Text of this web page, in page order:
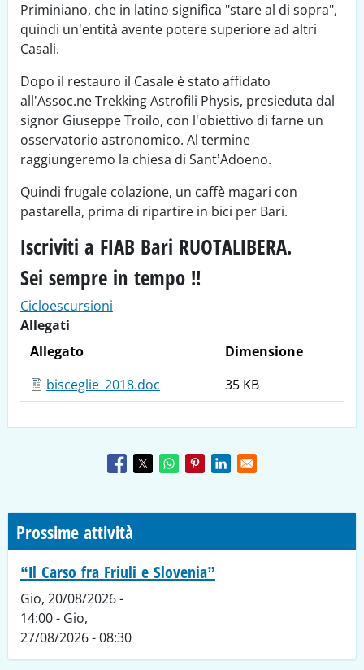
Priminiano, che in latino significa "stare al di sopra",
quindi un'entità avente potere superiore ad altri
Casali.
Dopo il restauro il Casale è stato affidato
all'Assoc.ne Trekking Astrofili Physis, presieduta dal
signor Giuseppe Troilo, con l'obiettivo di farne un
osservatorio astronomico. Al termine
raggiungeremo la chiesa di Sant’Adoeno.
Quindi frugale colazione, un caffè magari con
pastarella, prima di ripartire in bici per Bari.
Iscriviti a FIAB Bari RUOTALIBERA.
Sei sempre in tempo !!
Cicloescursioni
Allegati
Allegato
Dimensione
bisceglie_2018.doc
35 KB
Prossime attività
“Il Carso fra Friuli e Slovenia”
Gio, 20/08/2026 -
14:00- Gio,
27/08/2026 - 08:30